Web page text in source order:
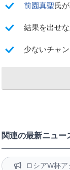
前園真聖氏
結果を出せ
少ないチャ
関連の最新ニュー
ロシアW杯